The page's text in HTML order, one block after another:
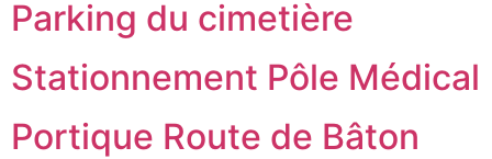
Parking du cimetière
Stationnement Pôle Médical
Portique Route de Bâton